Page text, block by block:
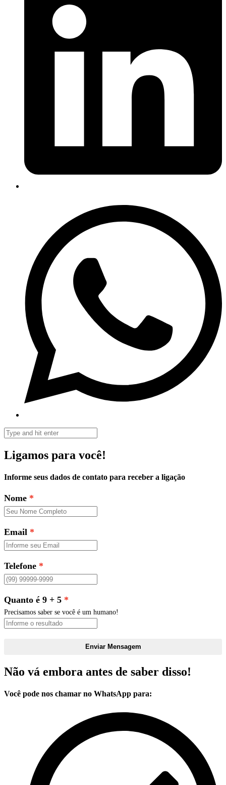
Ligamos para você!
Informe seus dados de contato para receber a ligação
Nome
Email
Telefone
Quanto é 9 + 5
Precisamos saber se você é um humano!
Enviar Mensagem
Não vá embora antes de saber disso!
Você pode nos chamar no WhatsApp para: